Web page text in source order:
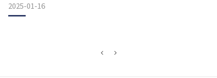
雅諾士攤位，洽詢訂購雷射生髮帽及養髮膠囊、黑科技養護髮
品等，給予我們品牌產品很大的支持和鼓勵。#台灣家庭醫學醫
2025-01-16